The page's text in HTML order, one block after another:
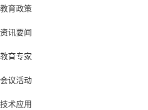
教育政策
资讯要闻
教育专家
会议活动
技术应用